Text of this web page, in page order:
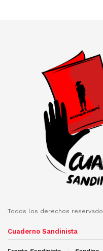
Todos los derechos
Cuaderno Sandinista